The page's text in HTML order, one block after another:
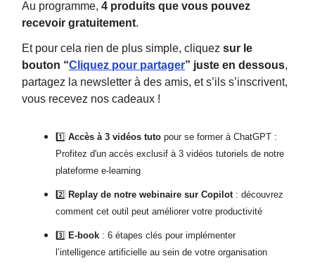
Au programme, 4 produits que vous pouvez
recevoir gratuitement.
Et pour cela rien de plus simple, cliquez sur le
bouton “Cliquez pour partager” juste en dessous,
partagez la newsletter à des amis, et s’ils s’inscrivent,
vous recevez nos cadeaux !
1️⃣ Accès à 3 vidéos tuto pour se former à ChatGPT :
Profitez d'un accès exclusif à 3 vidéos tutoriels de notre
plateforme e-learning
2️⃣ Replay de notre webinaire sur Copilot: découvrez
comment cet outil peut améliorer votre productivité
3️⃣ E-book : 6 étapes clés pour implémenter
l’intelligence artificielle au sein de votre organisation